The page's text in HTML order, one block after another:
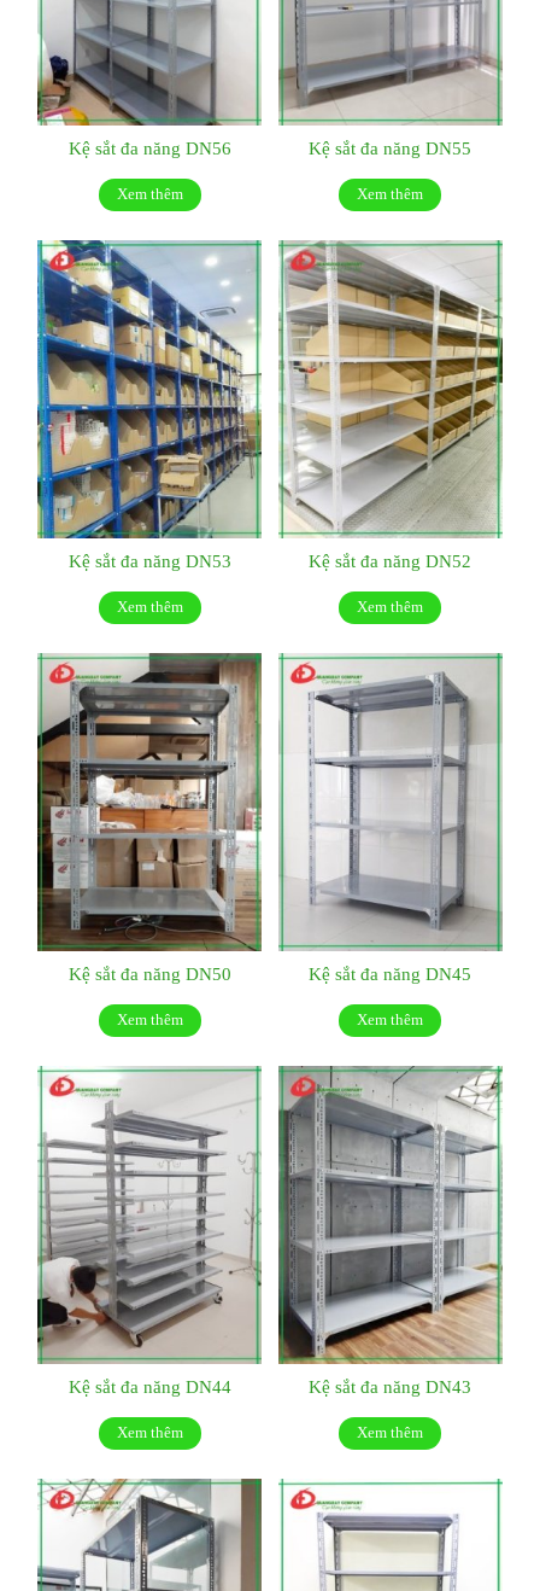
Kệ sắt đa năng DN56
Xem thêm
Kệ sắt đa năng DN55
Xem thêm
Kệ sắt đa năng DN53
Xem thêm
Kệ sắt đa năng DN52
Xem thêm
Kệ sắt đa năng DN50
Xem thêm
Kệ sắt đa năng DN45
Xem thêm
Kệ sắt đa năng DN44
Xem thêm
Kệ sắt đa năng DN43
Xem thêm